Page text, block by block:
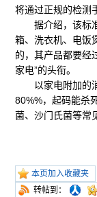
将通过正规的检测
据介绍，该标准
箱、洗衣机、电饭
的，其产品都要经
家电”的头衔。
以家电附加的消
80%%，起码能杀
菌、沙门氏菌等常
本页加入收藏夹
转帖到：